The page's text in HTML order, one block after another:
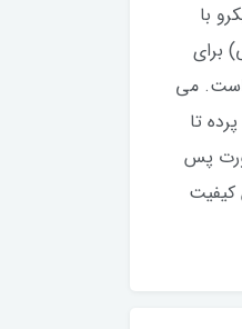
روتختی نوزادی با طرح های مناسب نوزاد با مخمل با عرض ۱۵۰ و میکرو با
برای
نصب است. می
تا
و ارسال به صورت پس
کیفیت